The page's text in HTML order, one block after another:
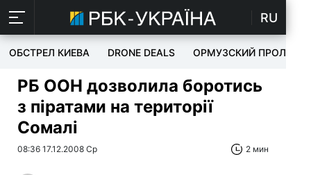
RU
ОБСТРЕЛ КИЕВА DRONE DEALS ОРМУЗСКИЙ ПРОЛИВ
РБ ООН дозволила боротись
з піратами на території
Сомалі
08:36 17.12.2008 Ср 2 мин